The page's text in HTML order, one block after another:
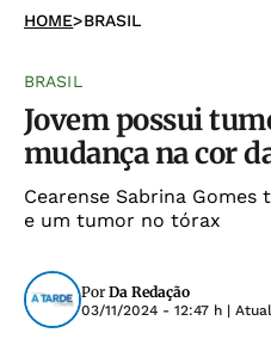
HOME>BRASIL
BRASIL
Jovem possui
mudança na cor
Cearense Sabrina Gomes
e um tumor no tórax
Por Da Redação
03/11/2024 - 12:47 h |